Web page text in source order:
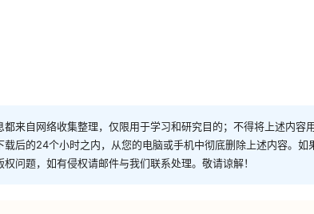
来自网络收集整理，仅限用于学习和研究目的；不得将上述内容
后的24个小时之内，从您的电脑或手机中彻底删除上述内容。如
问题，如有侵权请邮件与我们联系处理。敬请谅解！